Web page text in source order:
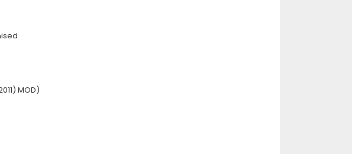
MOD)